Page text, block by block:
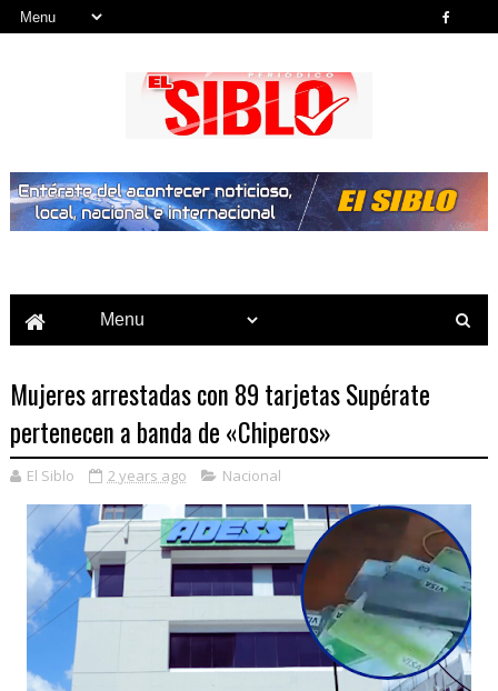
Mujeres arrestadas con 89 tarjetas Supérate
pertenecen a banda de «Chiperos»
El Siblo 2 years ago Nacional